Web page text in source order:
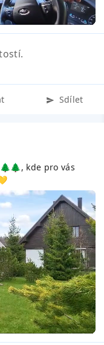
Sdílet
kde pro vás